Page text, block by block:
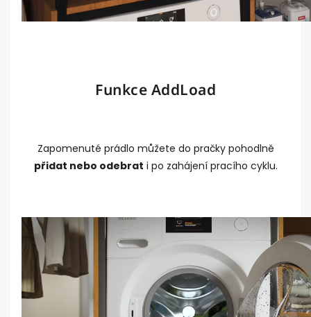
Funkce AddLoad
Zapomenuté prádlo můžete do pračky pohodlně
přidat nebo odebrat i po zahájení pracího cyklu.